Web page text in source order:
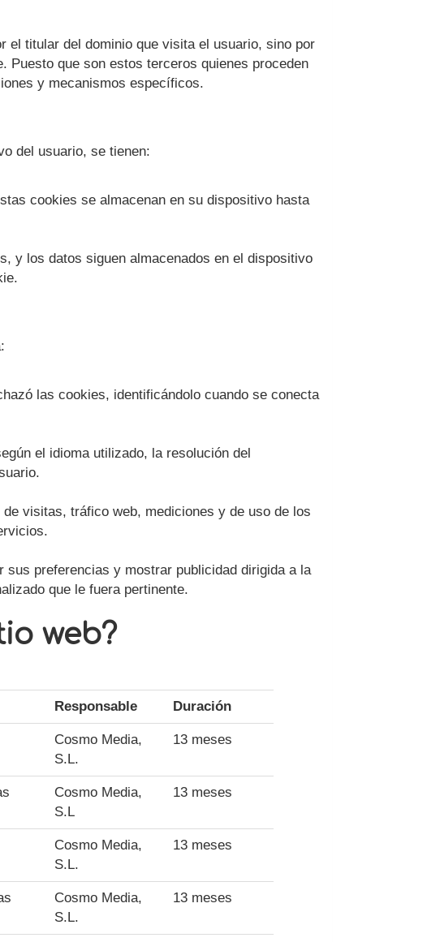
el titular del dominio que visita el usuario, sino por
Puesto que son estos terceros quienes proceden
y mecanismos específicos.
del usuario, se tienen:
cookies se almacenan en su dispositivo hasta
y los datos siguen almacenados en el dispositivo
las cookies, identificándolo cuando se conecta
el idioma utilizado, la resolución del
visitas, tráfico web, mediciones y de uso de los
sus preferencias y mostrar publicidad dirigida a la
que le fuera pertinente.
web?
Responsable Duración
Cosmo Media,
S.L.
13 meses
Cosmo Media,
S.L
13 meses
Cosmo Media,
S.L.
13 meses
Cosmo Media,
S.L.
13 meses